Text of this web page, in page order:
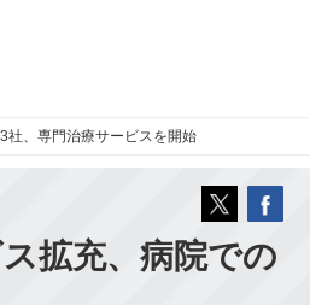
社、専門治療サービスを開始
拡充、病院での